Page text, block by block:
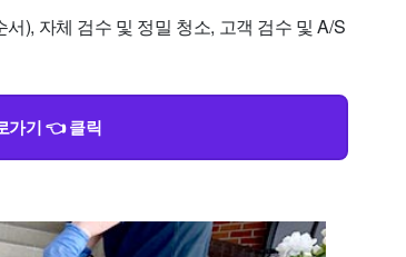
), 자체 검수 및 정밀 청소, 고객 검수 및 A/S
가기 👈 클릭